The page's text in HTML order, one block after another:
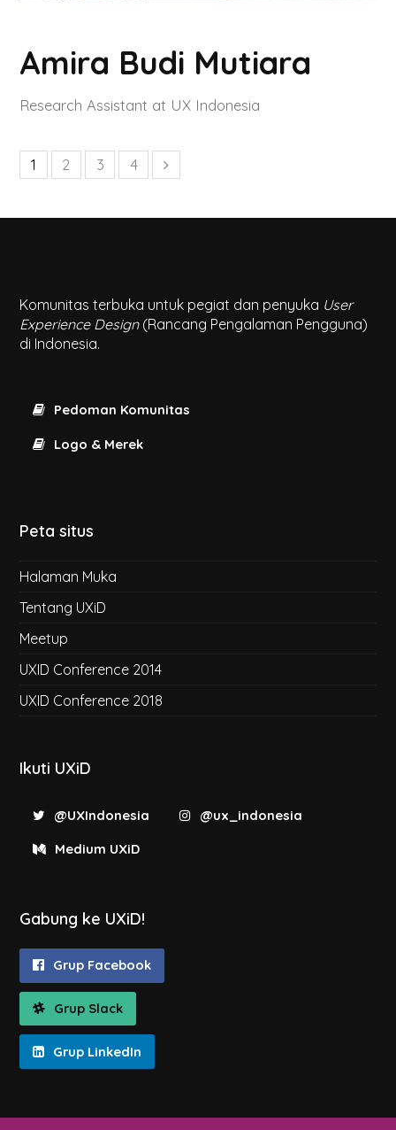
Amira Budi Mutiara
Research Assistant at UX Indonesia
1 2 3 4
Komunitas terbuka untuk pegiat dan penyuka User
Experience Design(Rancang Pengalaman Pengguna)
di Indonesia.
Pedoman Komunitas
Logo & Merek
Peta situs
Halaman Muka
Tentang UXiD
Meetup
UXID Conference 2014
UXID Conference 2018
Ikuti UXiD
@UXIndonesia @ux_indonesia
Medium UXiD
Gabung ke UXiD!
Grup Facebook
Grup Slack
Grup LinkedIn